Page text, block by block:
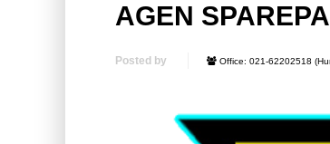
AGEN
Posted by Office: 021-62202518